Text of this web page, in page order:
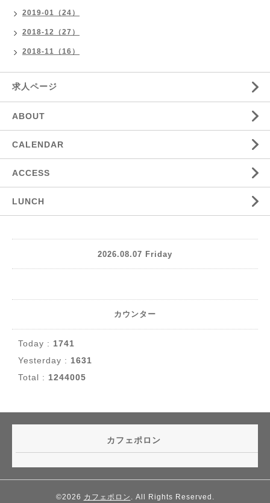
2019-01（24）
2018-12（27）
2018-11（16）
求人ページ
ABOUT
CALENDAR
ACCESS
LUNCH
2026.08.07 Friday
カウンター
Today : 1741
Yesterday : 1631
Total : 1244005
カフェポロン
©2026 カフェポロン . All Rights Reserved.